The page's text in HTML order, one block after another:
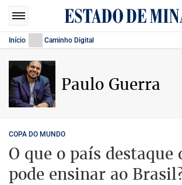
Início Caminho Digital
Paulo Guerra
COPA DO MUNDO
O que o país destaque
pode ensinar ao